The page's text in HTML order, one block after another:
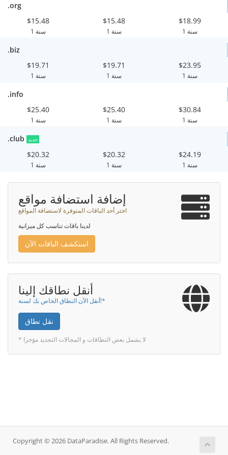
.org
$15.48
1 سنة
$15.48
1 سنة
$18.99
1 سنة
.biz
$19.71
1 سنة
$19.71
1 سنة
$23.95
1 سنة
.info
$25.40
1 سنة
$25.40
1 سنة
$30.84
1 سنة
.club جديد
$20.32
1 سنة
$20.32
1 سنة
$24.19
1 سنة
إضافة استضافة مواقع
اختر أحد الباقات المتوفرة لاستضافة المواقع
لدينا باقات تناسب كل ميزانية
استكشف الباقات الآن
أنقل نطاقك إلينا
أنقل الآن النطاق الخاص بك لسنة!*
نقل نطاق
* لا يشمل بعض النطاقات و المجالات التجديد مؤخرا
Copyright © 2026 DataParadise. All Rights Reserved.